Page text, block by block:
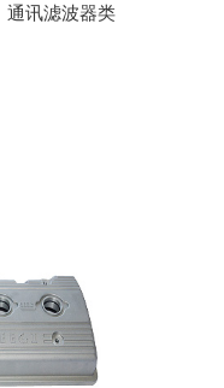
通讯滤波器类